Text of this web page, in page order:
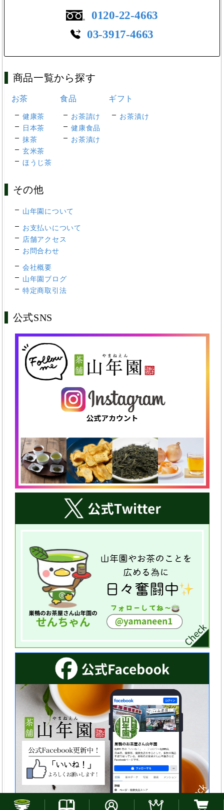
0120-22-4663
03-3917-4663
商品一覧から探す
お茶
健康茶
日本茶
抹茶
玄米茶
ほうじ茶
食品
お茶請け
健康食品
お茶漬け
ギフト
お茶漬け
その他
山年園について
お支払いについて
店舗アクセス
お問合わせ
会社概要
山年園ブログ
特定商取引法
公式SNS
お電話でのご注文はこちら